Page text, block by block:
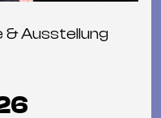
& Ausstellung